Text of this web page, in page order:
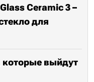
Ceramic 3 –
для
которые выйдут